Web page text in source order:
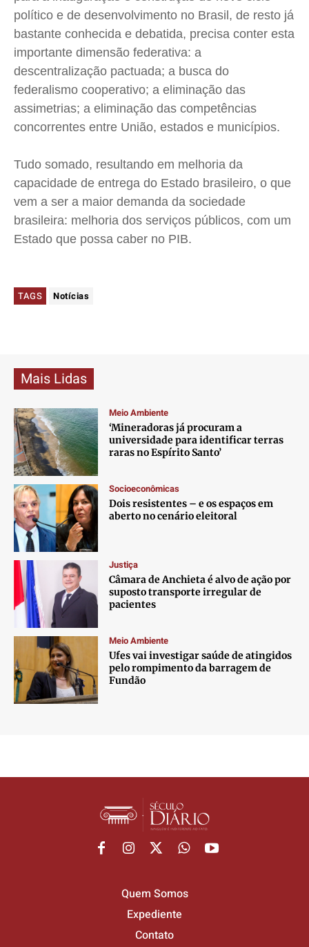
político e de desenvolvimento no Brasil, de resto já
bastante conhecida e debatida, precisa conter esta
importante dimensão federativa: a
descentralização pactuada; a busca do
federalismo cooperativo; a eliminação das
assimetrias; a eliminação das competências
concorrentes entre União, estados e municípios.
Tudo somado, resultando em melhoria da
capacidade de entrega do Estado brasileiro, o que
vem a ser a maior demanda da sociedade
brasileira: melhoria dos serviços públicos, com um
Estado que possa caber no PIB.
TAGS Notícias
Mais Lidas
Meio Ambiente
‘Mineradoras já procuram a
universidade para identificar terras
raras no Espírito Santo’
Socioeconômicas
Dois resistentes – e os espaços em
aberto no cenário eleitoral
Justiça
Câmara de Anchieta é alvo de ação por
suposto transporte irregular de
pacientes
Meio Ambiente
Ufes vai investigar saúde de atingidos
pelo rompimento da barragem de
Fundão
Quem Somos
Expediente
Contato